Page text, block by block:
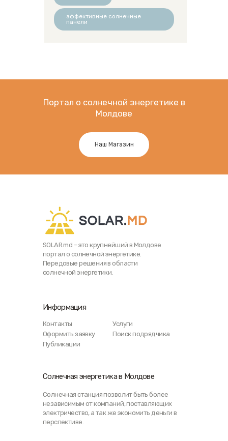
эффективные солнечные
панели
Портал о солнечной энергетике в
Молдове
Наш Магазин
SOLAR.md – это крупнейший в Молдове
портал о солнечной энергетике.
Передовые решения в области
солнечной энергетики.
Информация
Контакты
Услуги
Оформить заявку
Поиск подрядчика
Публикации
Солнечная энергетика в Молдове
Солнечная станция позволит быть более
независимым от компаний, поставляющих
электричество, а так же экономить деньги в
перспективе.